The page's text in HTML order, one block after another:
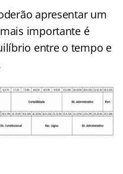
apresentar um
importante é
entre o tempo e